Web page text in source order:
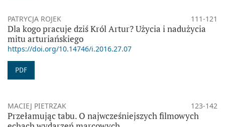
PATRYCJA ROJEK 111-121
Dla kogo pracuje dziś Król Artur? Użycia i nadużycia
mitu arturiańskiego
https://doi.org/10.14746/i.2016.27.07
PDF
MACIEJ PIETRZAK 123-142
Przełamując tabu. O najwcześniejszych filmowych